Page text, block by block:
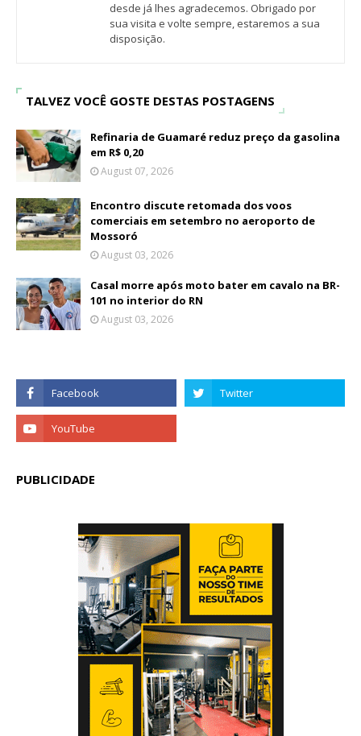
desde já lhes agradecemos. Obrigado por
sua visita e volte sempre, estaremos a sua
disposição.
TALVEZ VOCÊ GOSTE DESTAS POSTAGENS
Refinaria de Guamaré reduz preço da gasolina
em R$ 0,20
August 07, 2026
Encontro discute retomada dos voos
comerciais em setembro no aeroporto de
Mossoró
August 03, 2026
Casal morre após moto bater em cavalo na BR-
101 no interior do RN
August 03, 2026
PUBLICIDADE